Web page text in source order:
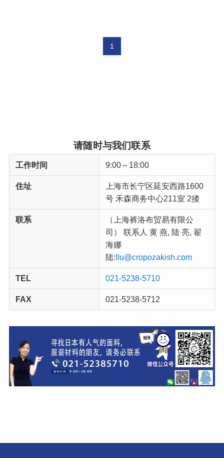
1
请随时与我们联系
工作时间 9:00～18:00
住址
上海市长宁区延安西路1600
号 禾森商务中心211室 2搂
联系
（上海裤洛布贸易有限公
司） 联系人 黄 燕, 陆 亮, 翟
海娜
陆:llu@cropozakish.com
TEL 021-5238-5710
FAX 021-5238-5712